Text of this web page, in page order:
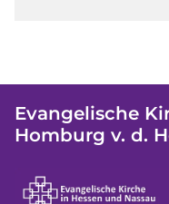
Evangelische
Homburg v. d.